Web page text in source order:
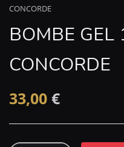
CONCORDE
BOMBE
CONCORDE
33,00 €